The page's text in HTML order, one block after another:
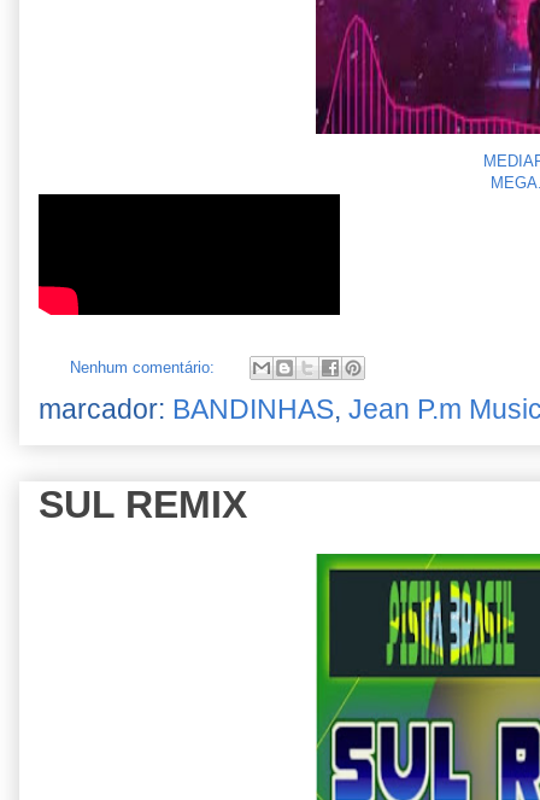
Nenhum comentário:
marcador: BANDINHAS, Jean P.m
SUL REMIX